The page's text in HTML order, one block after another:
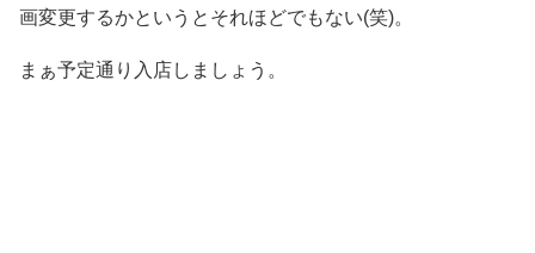
画変更するかというとそれほどでもない(笑)。
まぁ予定通り入店しましょう。